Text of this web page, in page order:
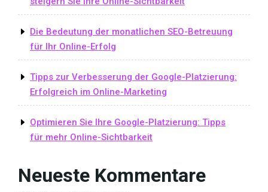
Die Bedeutung der monatlichen SEO-Betreuung
für Ihr Online-Erfolg
Tipps zur Verbesserung der Google-Platzierung:
Erfolgreich im Online-Marketing
Optimieren Sie Ihre Google-Platzierung: Tipps
für mehr Online-Sichtbarkeit
Neueste Kommentare